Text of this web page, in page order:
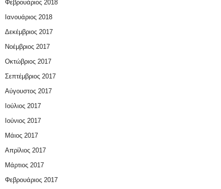
Φεβρουάριος 2018
Ιανουάριος 2018
Δεκέμβριος 2017
Νοέμβριος 2017
Οκτώβριος 2017
Σεπτέμβριος 2017
Αύγουστος 2017
Ιούλιος 2017
Ιούνιος 2017
Μάιος 2017
Απρίλιος 2017
Μάρτιος 2017
Φεβρουάριος 2017